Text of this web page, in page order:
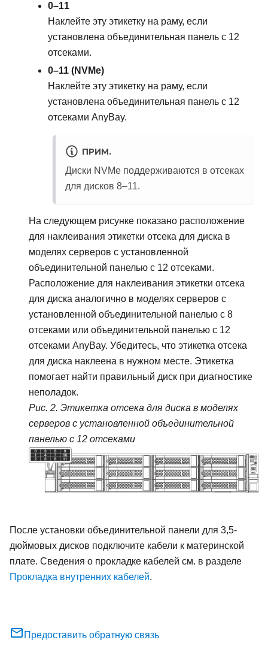
0–11
Наклейте эту этикетку на раму, если
установлена объединительная панель с 12
отсеками.
0–11 (NVMe)
Наклейте эту этикетку на раму, если
установлена объединительная панель с 12
отсеками AnyBay.
ПРИМ.
Диски NVMe поддерживаются в отсеках
для дисков 8–11.
На следующем рисунке показано расположение
для наклеивания этикетки отсека для диска в
моделях серверов с установленной
объединительной панелью с 12 отсеками.
Расположение для наклеивания этикетки отсека
для диска аналогично в моделях серверов с
установленной объединительной панелью с 8
отсеками или объединительной панелью с 12
отсеками AnyBay. Убедитесь, что этикетка отсека
для диска наклеена в нужном месте. Этикетка
помогает найти правильный диск при диагностике
неполадок.
Рис. 2. Этикетка отсека для диска в моделях
серверов с установленной объединительной
панелью с 12 отсеками
После установки объединительной панели для 3,5-
дюймовых дисков подключите кабели к материнской
плате. Сведения о прокладке кабелей см. в разделе
Прокладка внутренних кабелей.
Предоставить обратную связь